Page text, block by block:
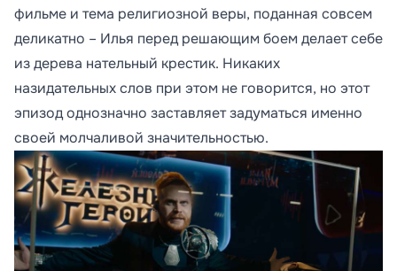
фильме и тема религиозной веры, поданная совсем
деликатно – Илья перед решающим боем делает себе
из дерева нательный крестик. Никаких
назидательных слов при этом не говорится, но этот
эпизод однозначно заставляет задуматься именно
своей молчаливой значительностью.